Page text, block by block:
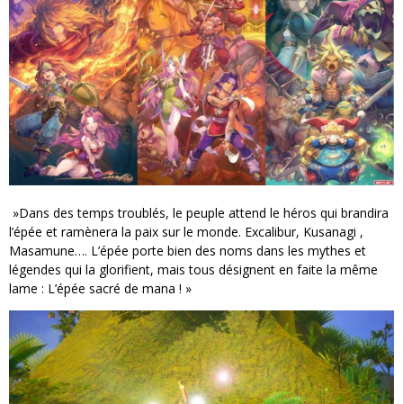
»Dans des temps troublés, le peuple attend le héros qui brandira
l’épée et ramènera la paix sur le monde. Excalibur, Kusanagi ,
Masamune…. L’épée porte bien des noms dans les mythes et
légendes qui la glorifient, mais tous désignent en faite la même
lame : L’épée sacré de mana ! »